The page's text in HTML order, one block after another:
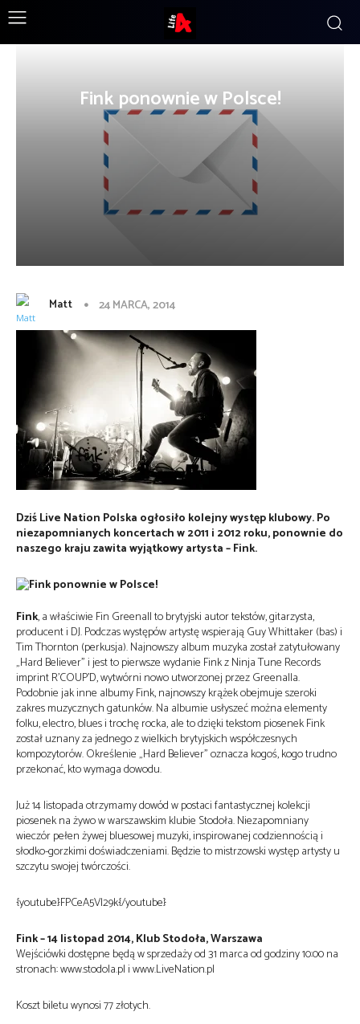
Fink ponownie w Polsce!
Matt 24 MARCA, 2014
Dziś Live Nation Polska ogłosiło kolejny występ klubowy. Po
niezapomnianych koncertach w 2011 i 2012 roku, ponownie do
naszego kraju zawita wyjątkowy artysta – Fink.
Fink, a właściwie Fin Greenall to brytyjski autor tekstów, gitarzysta,
producent i DJ. Podczas występów artystę wspierają Guy Whittaker (bas) i
Tim Thornton (perkusja). Najnowszy album muzyka został zatytułowany
„Hard Believer” i jest to pierwsze wydanie Fink z Ninja Tune Records
imprint R’COUP’D, wytwórni nowo utworzonej przez Greenalla.
Podobnie jak inne albumy Fink, najnowszy krążek obejmuje szeroki
zakres muzycznych gatunków. Na albumie usłyszeć można elementy
folku, electro, blues i trochę rocka, ale to dzięki tekstom piosenek Fink
został uznany za jednego z wielkich brytyjskich współczesnych
kompozytorów. Określenie „Hard Believer” oznacza kogoś, kogo trudno
przekonać, kto wymaga dowodu.
Już 14 listopada otrzymamy dowód w postaci fantastycznej kolekcji
piosenek na żywo w warszawskim klubie Stodoła. Niezapomniany
wieczór pełen żywej bluesowej muzyki, inspirowanej codziennością i
słodko-gorzkimi doświadczeniami. Będzie to mistrzowski występ artysty u
szczytu swojej twórczości.
{youtube}FPCeA5Vl29k{/youtube}
Fink – 14 listopad 2014, Klub Stodoła, Warszawa
Wejściówki dostępne będą w sprzedaży od 31 marca od godziny 10:00 na
stronach: www.stodola.pl i www.LiveNation.pl
Koszt biletu wynosi 77 złotych.